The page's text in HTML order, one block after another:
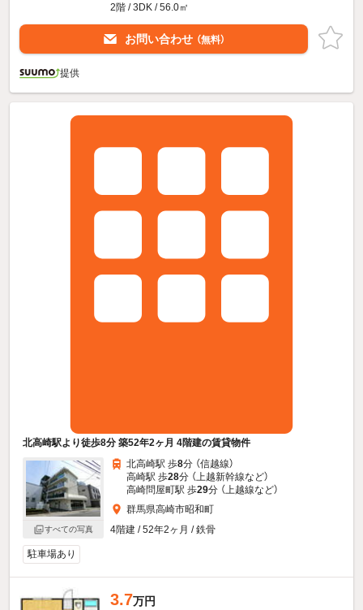
2階 / 3DK / 56.0㎡
お問い合わせ （無料）
提供
北高崎駅より徒歩8分 築52年2ヶ月 4階建の賃貸物件
すべての写真
北高崎駅 歩8分 （信越線）
高崎駅 歩28分 （上越新幹線など）
高崎問屋町駅 歩29分 （上越線など）
群馬県高崎市昭和町
4階建 / 52年2ヶ月 / 鉄骨
駐車場あり
3.7万円